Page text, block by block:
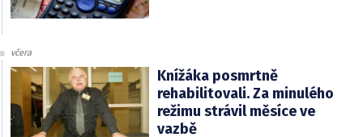
včera
Knížáka posmrtně
rehabilitovali. Za minulého
režimu strávil měsíce ve
vazbě